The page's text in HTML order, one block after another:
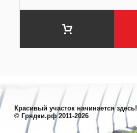
Красивый участок начинается здесь!
© Грядки.рф 2011-2026